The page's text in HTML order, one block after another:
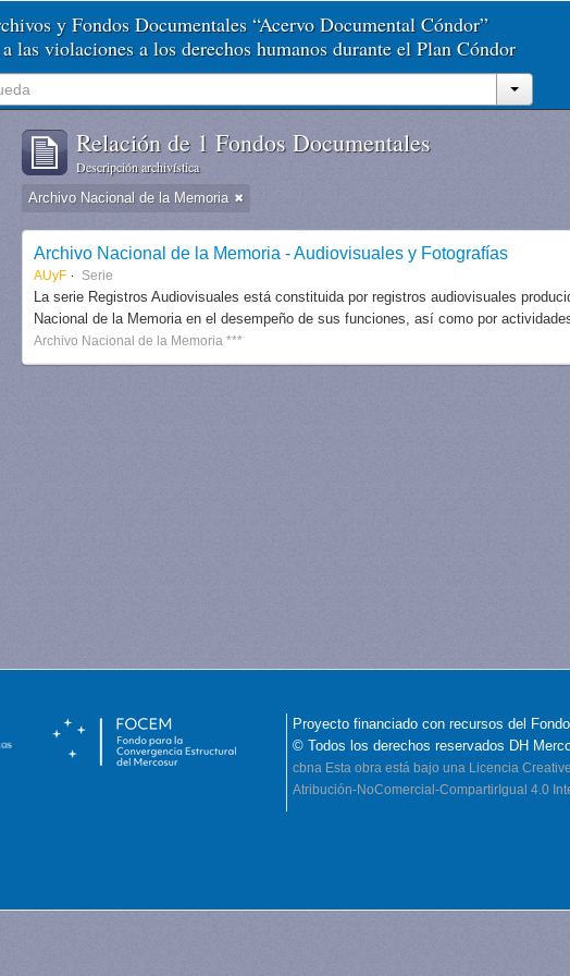
y Fondos Documentales “Acervo Documental Cóndor”
las violaciones a los derechos humanos durante el Plan Cóndor
Relación de 1 Fondos Documentales
Descripción archivística
Archivo Nacional de la Memoria
Archivo Nacional de la Memoria - Audiovisuales y Fotografías
AUyF Serie
La serie Registros Audiovisuales está constituida por registros audiovisuales
Nacional de la Memoria en el desempeño de sus funciones, así como por
Archivo Nacional de la Memoria ***
Proyecto financiado con recursos del
© Todos los derechos reservados DH
cbna Esta obra está bajo una Licencia
Atribución-NoComercial-CompartirIgual 4.0